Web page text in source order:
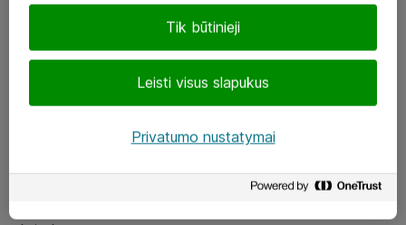
LinkedIn
Tik būtinieji
Leisti visus slapukus
Privatumo nustatymai